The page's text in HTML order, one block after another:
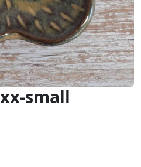
small